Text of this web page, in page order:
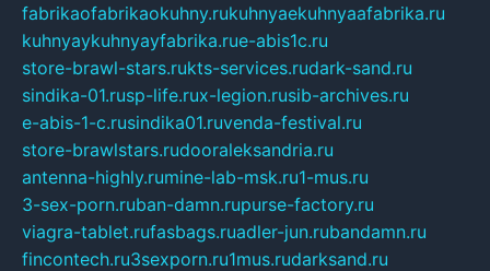
fabrikaofabrikaokuhny.rukuhnyaekuhnyaafabrika.ru
kuhnyaykuhnyayfabrika.rue-abis1c.ru
store-brawl-stars.rukts-services.rudark-sand.ru
sindika-01.rusp-life.rux-legion.rusib-archives.ru
e-abis-1-c.rusindika01.ruvenda-festival.ru
store-brawlstars.rudooraleksandria.ru
antenna-highly.rumine-lab-msk.ru1-mus.ru
3-sex-porn.ruban-damn.rupurse-factory.ru
viagra-tablet.rufasbags.ruadler-jun.rubandamn.ru
fincontech.ru3sexporn.ru1mus.rudarksand.ru